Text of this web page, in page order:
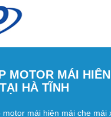
MOTOR MÁI
HÀ TĨNH
motor mái hiên mái che mái